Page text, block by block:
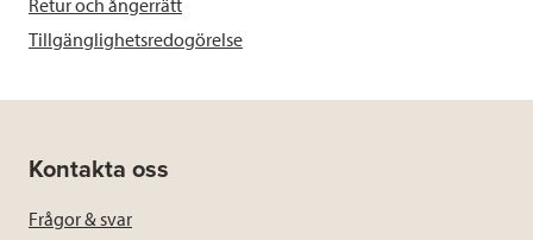
Retur och ångerrätt
Tillgänglighetsredogörelse
Kontakta oss
Frågor & svar